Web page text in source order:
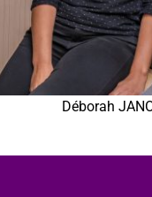
Déborah